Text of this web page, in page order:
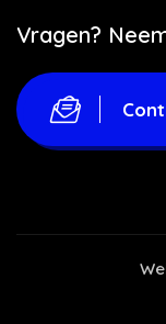
Vragen?